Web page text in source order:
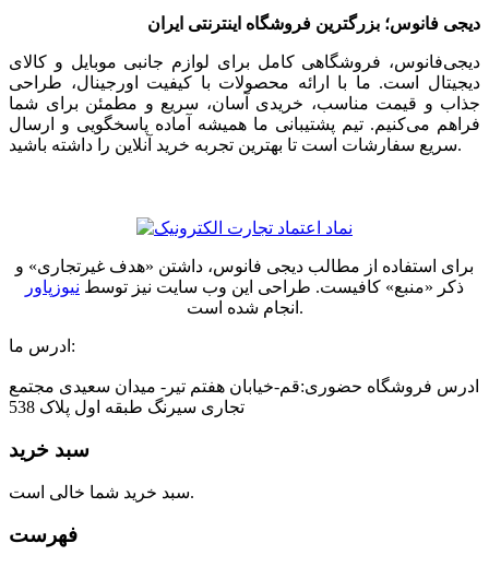
دیجی فانوس؛ بزرگترین فروشگاه اینترنتی ایران
دیجی‌فانوس، فروشگاهی کامل برای لوازم جانبی موبایل و کالای
دیجیتال است. ما با ارائه محصولات با کیفیت اورجینال، طراحی
جذاب و قیمت مناسب، خریدی آسان، سریع و مطمئن برای شما
فراهم می‌کنیم. تیم پشتیبانی ما همیشه آماده پاسخگویی و ارسال
سریع سفارشات است تا بهترین تجربه خرید آنلاین را داشته باشید.
برای استفاده از مطالب دیجی فانوس، داشتن «هدف غیرتجاری» و
ذکر «منبع» کافیست. طراحی این وب سایت نیز توسط نیوزپاور
انجام شده است.
ادرس ما:
ادرس فروشگاه حضوری:قم-خیابان هفتم تیر- میدان سعیدی مجتمع
تجاری سیرنگ طبقه اول پلاک 538
سبد خرید
سبد خرید شما خالی است.
فهرست